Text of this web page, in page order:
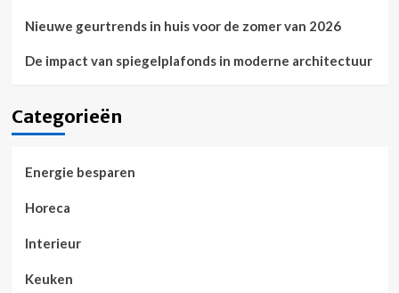
Nieuwe geurtrends in huis voor de zomer van 2026
De impact van spiegelplafonds in moderne architectuur
Categorieën
Energie besparen
Horeca
Interieur
Keuken